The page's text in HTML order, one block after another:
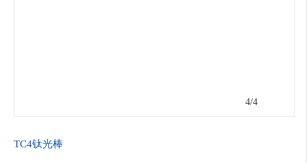
1/4
TC4钛光棒